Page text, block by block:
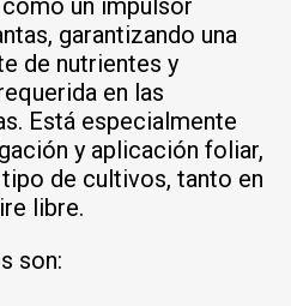
garantizando una
de nutrientes y
en las
Está especialmente
y aplicación foliar,
de cultivos, tanto en
libre.
son: